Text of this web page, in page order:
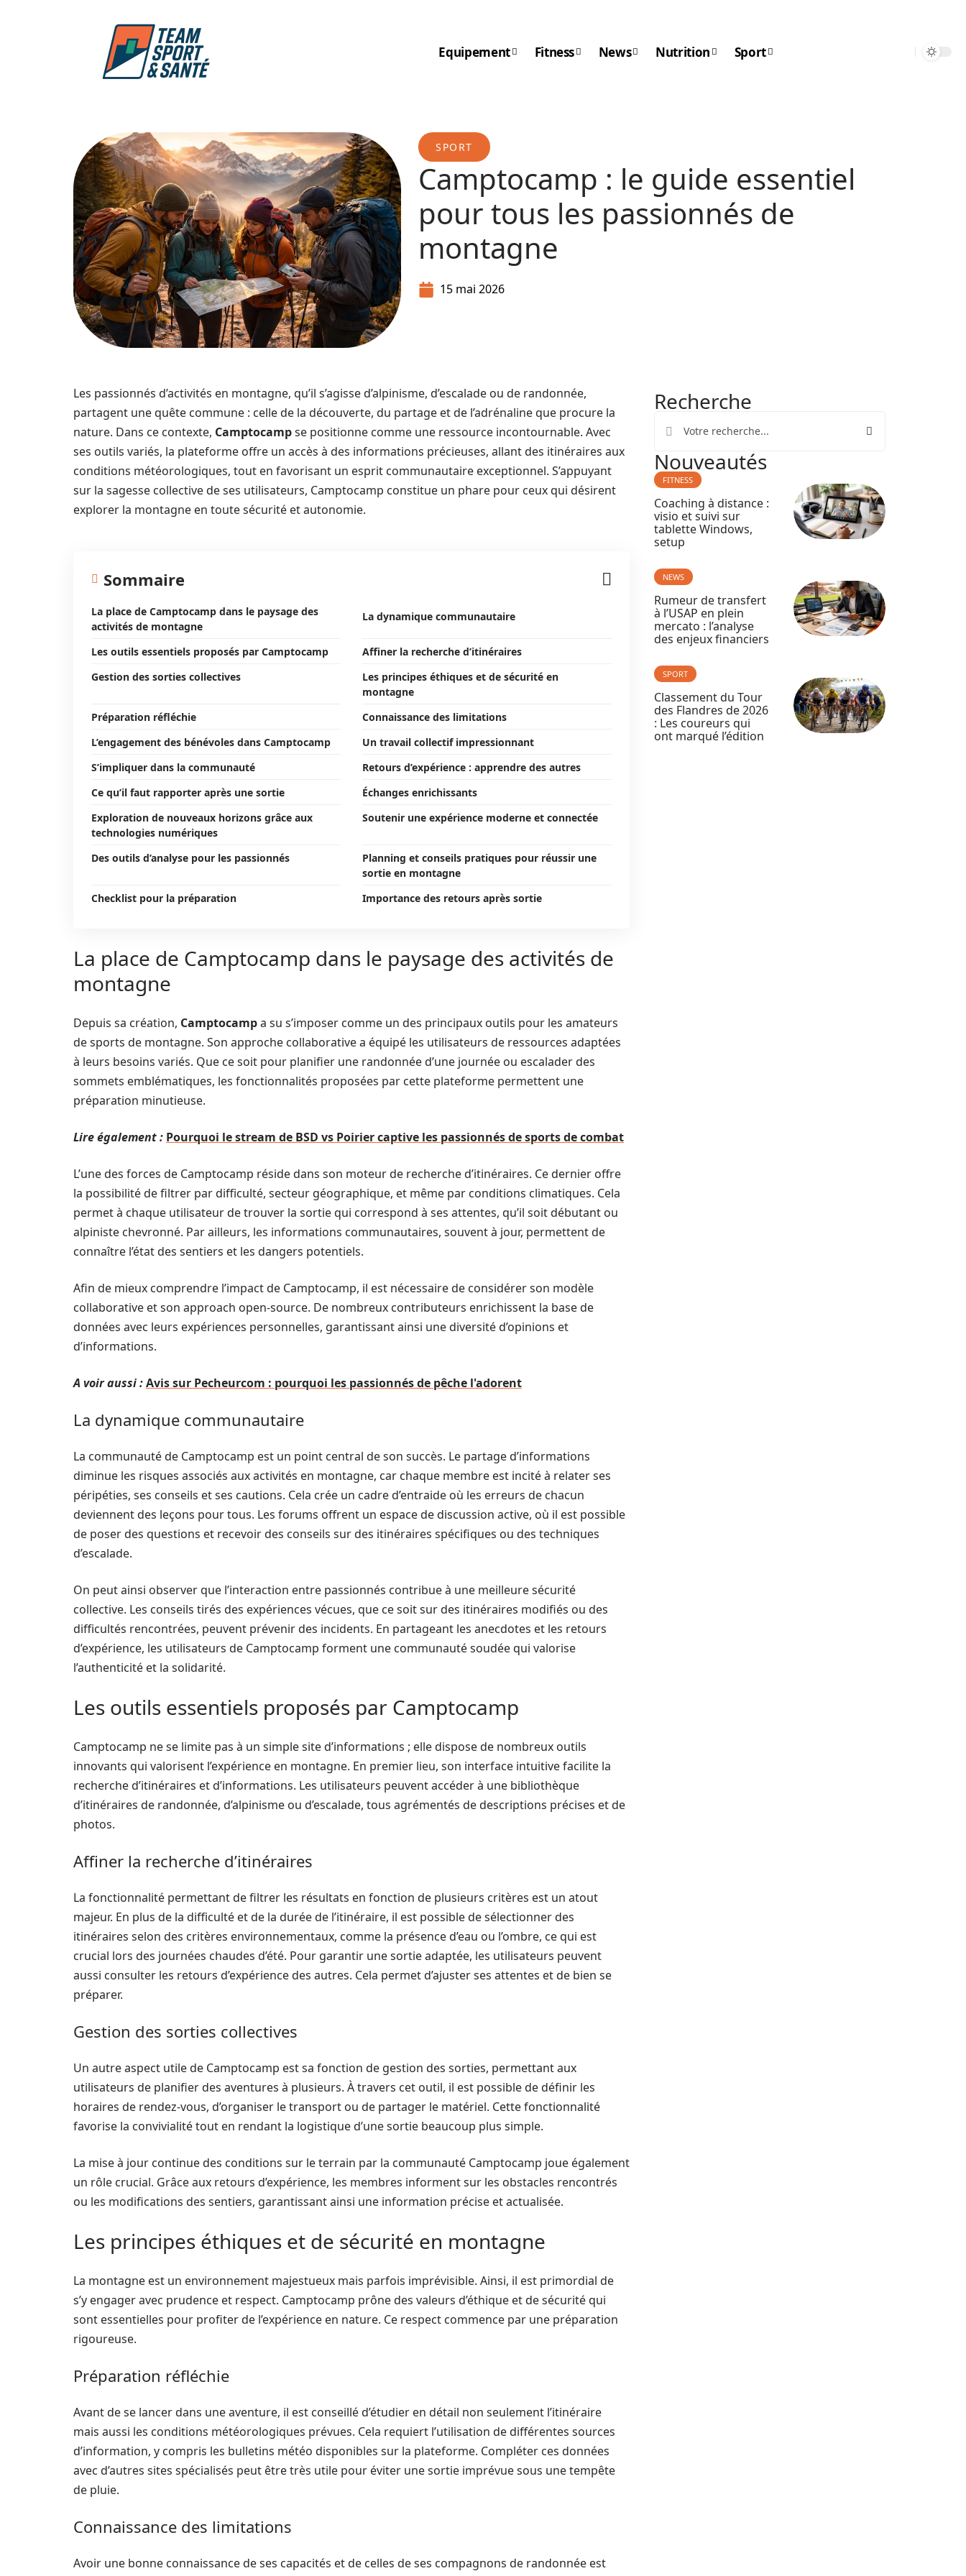
Equipement Fitness News Nutrition Sport
SPORT
Camptocamp : le guide essentiel
pour tous les passionnés de
montagne
15 mai 2026
Les passionnés d’activités en montagne, qu’il s’agisse d’alpinisme, d’escalade ou de randonnée,
partagent une quête commune : celle de la découverte, du partage et de l’adrénaline que procure la
nature. Dans ce contexte, Camptocampse positionne comme une ressource incontournable. Avec
ses outils variés, la plateforme offre un accès à des informations précieuses, allant des itinéraires aux
conditions météorologiques, tout en favorisant un esprit communautaire exceptionnel. S’appuyant
sur la sagesse collective de ses utilisateurs, Camptocamp constitue un phare pour ceux qui désirent
explorer la montagne en toute sécurité et autonomie.
Sommaire
La place de Camptocamp dans le paysage des
activités de montagne
La dynamique communautaire
Les outils essentiels proposés par Camptocamp
Affiner la recherche d’itinéraires
Gestion des sorties collectives
Les principes éthiques et de sécurité en
montagne
Préparation réfléchie
Connaissance des limitations
L’engagement des bénévoles dans Camptocamp
Un travail collectif impressionnant
S’impliquer dans la communauté
Retours d’expérience : apprendre des autres
Ce qu’il faut rapporter après une sortie
Échanges enrichissants
Exploration de nouveaux horizons grâce aux
technologies numériques
Soutenir une expérience moderne et connectée
Des outils d’analyse pour les passionnés
Planning et conseils pratiques pour réussir une
sortie en montagne
Checklist pour la préparation
Importance des retours après sortie
La place de Camptocamp dans le paysage des activités de
montagne
Depuis sa création, Camptocampa su s’imposer comme un des principaux outils pour les amateurs
de sports de montagne. Son approche collaborative a équipé les utilisateurs de ressources adaptées
à leurs besoins variés. Que ce soit pour planifier une randonnée d’une journée ou escalader des
sommets emblématiques, les fonctionnalités proposées par cette plateforme permettent une
préparation minutieuse.
Lire également : Pourquoi le stream de BSD vs Poirier captive les passionnés de sports de combat
L’une des forces de Camptocamp réside dans son moteur de recherche d’itinéraires. Ce dernier offre
la possibilité de filtrer par difficulté, secteur géographique, et même par conditions climatiques. Cela
permet à chaque utilisateur de trouver la sortie qui correspond à ses attentes, qu’il soit débutant ou
alpiniste chevronné. Par ailleurs, les informations communautaires, souvent à jour, permettent de
connaître l’état des sentiers et les dangers potentiels.
Afin de mieux comprendre l’impact de Camptocamp, il est nécessaire de considérer son modèle
collaborative et son approach open-source. De nombreux contributeurs enrichissent la base de
données avec leurs expériences personnelles, garantissant ainsi une diversité d’opinions et
d’informations.
A voir aussi :Avis sur Pecheurcom : pourquoi les passionnés de pêche l'adorent
La dynamique communautaire
La communauté de Camptocamp est un point central de son succès. Le partage d’informations
diminue les risques associés aux activités en montagne, car chaque membre est incité à relater ses
péripéties, ses conseils et ses cautions. Cela crée un cadre d’entraide où les erreurs de chacun
deviennent des leçons pour tous. Les forums offrent un espace de discussion active, où il est possible
de poser des questions et recevoir des conseils sur des itinéraires spécifiques ou des techniques
d’escalade.
On peut ainsi observer que l’interaction entre passionnés contribue à une meilleure sécurité
collective. Les conseils tirés des expériences vécues, que ce soit sur des itinéraires modifiés ou des
difficultés rencontrées, peuvent prévenir des incidents. En partageant les anecdotes et les retours
d’expérience, les utilisateurs de Camptocamp forment une communauté soudée qui valorise
l’authenticité et la solidarité.
Les outils essentiels proposés par Camptocamp
Camptocamp ne se limite pas à un simple site d’informations ; elle dispose de nombreux outils
innovants qui valorisent l’expérience en montagne. En premier lieu, son interface intuitive facilite la
recherche d’itinéraires et d’informations. Les utilisateurs peuvent accéder à une bibliothèque
d’itinéraires de randonnée, d’alpinisme ou d’escalade, tous agrémentés de descriptions précises et de
photos.
Affiner la recherche d’itinéraires
La fonctionnalité permettant de filtrer les résultats en fonction de plusieurs critères est un atout
majeur. En plus de la difficulté et de la durée de l’itinéraire, il est possible de sélectionner des
itinéraires selon des critères environnementaux, comme la présence d’eau ou l’ombre, ce qui est
crucial lors des journées chaudes d’été. Pour garantir une sortie adaptée, les utilisateurs peuvent
aussi consulter les retours d’expérience des autres. Cela permet d’ajuster ses attentes et de bien se
préparer.
Gestion des sorties collectives
Un autre aspect utile de Camptocamp est sa fonction de gestion des sorties, permettant aux
utilisateurs de planifier des aventures à plusieurs. À travers cet outil, il est possible de définir les
horaires de rendez-vous, d’organiser le transport ou de partager le matériel. Cette fonctionnalité
favorise la convivialité tout en rendant la logistique d’une sortie beaucoup plus simple.
La mise à jour continue des conditions sur le terrain par la communauté Camptocamp joue également
un rôle crucial. Grâce aux retours d’expérience, les membres informent sur les obstacles rencontrés
ou les modifications des sentiers, garantissant ainsi une information précise et actualisée.
Les principes éthiques et de sécurité en montagne
La montagne est un environnement majestueux mais parfois imprévisible. Ainsi, il est primordial de
s’y engager avec prudence et respect. Camptocamp prône des valeurs d’éthique et de sécurité qui
sont essentielles pour profiter de l’expérience en nature. Ce respect commence par une préparation
rigoureuse.
Préparation réfléchie
Avant de se lancer dans une aventure, il est conseillé d’étudier en détail non seulement l’itinéraire
mais aussi les conditions météorologiques prévues. Cela requiert l’utilisation de différentes sources
d’information, y compris les bulletins météo disponibles sur la plateforme. Compléter ces données
avec d’autres sites spécialisés peut être très utile pour éviter une sortie imprévue sous une tempête
de pluie.
Connaissance des limitations
Avoir une bonne connaissance de ses capacités et de celles de ses compagnons de randonnée est
Recherche
Nouveautés
FITNESS
Coaching à distance :
visio et suivi sur
tablette Windows,
setup
NEWS
Rumeur de transfert
à l’USAP en plein
mercato : l’analyse
des enjeux financiers
SPORT
Classement du Tour
des Flandres de 2026
: Les coureurs qui
ont marqué l’édition